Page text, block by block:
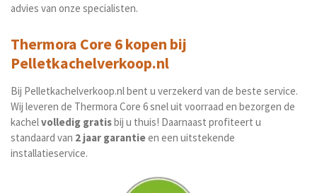
advies van onze specialisten.
Thermora Core 6 kopen bij
Pelletkachelverkoop.nl
Bij Pelletkachelverkoop.nlbent u verzekerd van de beste service.
Wij leveren de Thermora Core 6 snel uit voorraad en bezorgen de
kachelvolledig gratisbij u thuis! Daarnaast profiteert u
standaard van 2 jaar garantieen een uitstekende
installatieservice.